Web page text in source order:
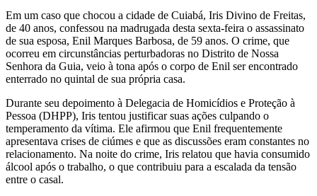
Em um caso que chocou a cidade de Cuiabá, Iris Divino de Freitas,
de 40 anos, confessou na madrugada desta sexta-feira o assassinato
de sua esposa, Enil Marques Barbosa, de 59 anos. O crime, que
ocorreu em circunstâncias perturbadoras no Distrito de Nossa
Senhora da Guia, veio à tona após o corpo de Enil ser encontrado
enterrado no quintal de sua própria casa.
Durante seu depoimento à Delegacia de Homicídios e Proteção à
Pessoa (DHPP), Iris tentou justificar suas ações culpando o
temperamento da vítima. Ele afirmou que Enil frequentemente
apresentava crises de ciúmes e que as discussões eram constantes no
relacionamento. Na noite do crime, Iris relatou que havia consumido
álcool após o trabalho, o que contribuiu para a escalada da tensão
entre o casal.